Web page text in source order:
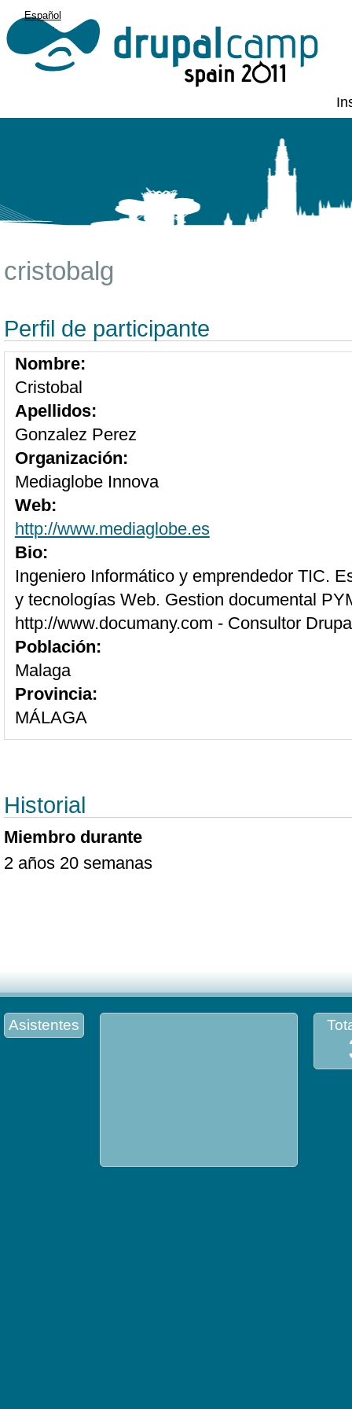
Español
English
cristobalg
Perfil de participante
Nombre:
Cristobal
Apellidos:
Gonzalez Perez
Organización:
Mediaglobe Innova
Web:
http://www.mediaglobe.es
Bio:
Ingeniero Informático y emprendedor TIC.
y tecnologías Web. Gestion documental
http://www.documany.com - Consultor
Población:
Malaga
Provincia:
MÁLAGA
Historial
Miembro durante
2 años 20 semanas
Asistentes